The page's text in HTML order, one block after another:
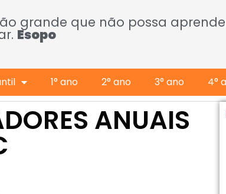
grande que não possa
Esopo
1° ano 2° ano 3° ano 4°
ANUAIS